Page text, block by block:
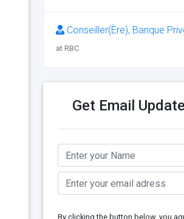
Conseiller(Ère), Banque
at RBC
Get Email
By clicking the button below, you